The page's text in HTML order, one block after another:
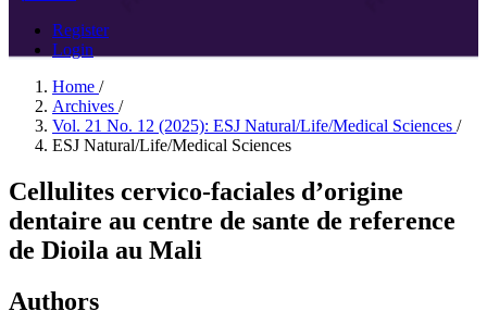
Register
Login
Home /
Archives /
Vol. 21 No. 12 (2025): ESJ Natural/Life/Medical Sciences /
ESJ Natural/Life/Medical Sciences
Cellulites cervico-faciales d’origine
dentaire au centre de sante de reference
de Dioila au Mali
Authors